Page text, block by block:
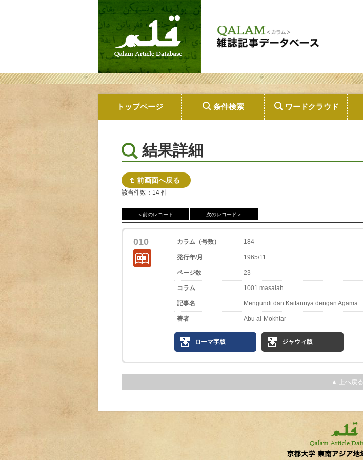
トップページ 条件検索 ワードクラウド
結果詳細
前画面へ戻る
該当件数：14 件
＜前のレコード 次のレコード＞
010 カラム（号数） 184
発行年/月 1965/11
ページ数 23
コラム 1001 masalah
記事名 Mengundi dan Kaitannya dengan Agama
著者 Abu al-Mokhtar
ローマ字版 ジャウィ版
▲ 上へ戻る